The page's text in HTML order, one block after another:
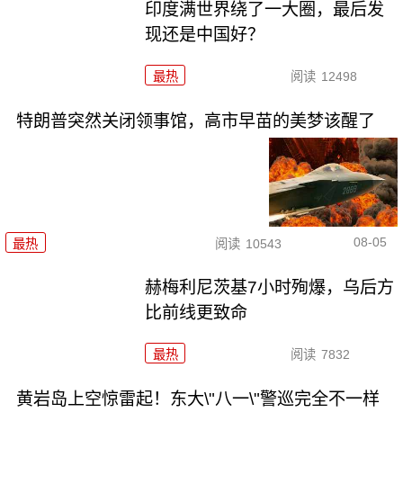
印度满世界绕了一大圈，最后发
现还是中国好？
最热 阅读 12498
特朗普突然关闭领事馆，高市早苗的美梦该醒了
最热 阅读 10543 08-05
赫梅利尼茨基7小时殉爆，乌后方
比前线更致命
最热 阅读 7832
黄岩岛上空惊雷起！东大\"八一\"警巡完全不一样